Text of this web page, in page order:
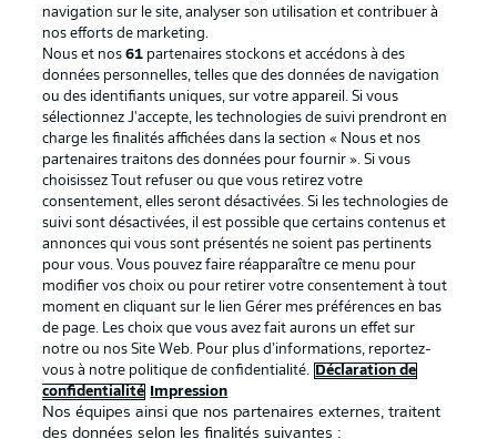
La publicité Conditions d’utilisation des
Mentions Légales Gérer mes préférences
Déclaration de
confidentialité
Diffuseurs
Travaux Contact
Impression Joueurs
navigation sur le site, analyser son utilisation et contribuer à
nos efforts de marketing.
Nous et nos61 partenaires stockons et accédons à des
données personnelles, telles que des données de navigation
ou des identifiants uniques, sur votre appareil. Si vous
sélectionnez J'accepte, les technologies de suivi prendront en
charge les finalités affichées dans la section « Nous et nos
partenaires traitons des données pour fournir ». Si vous
choisissez Tout refuser ou que vous retirez votre
consentement, elles seront désactivées. Si les technologies de
suivi sont désactivées, il est possible que certains contenus et
annonces qui vous sont présentés ne soient pas pertinents
pour vous. Vous pouvez faire réapparaître ce menu pour
modifier vos choix ou pour retirer votre consentement à tout
moment en cliquant sur le lien Gérer mes préférences en bas
de page. Les choix que vous avez fait aurons un effet sur
notre ou nos Site Web. Pour plus d’informations, reportez-
vous à notre politique de confidentialité.
Déclaration de
confidentialité
Impression
Nos équipes ainsi que nos partenaires externes, traitent
des données selon les finalités suivantes :